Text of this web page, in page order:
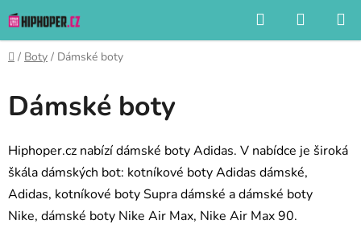
na
obsah
Hledat
KOŠÍK
Domů
/ Boty / Dámské boty
Dámské boty
Hiphoper.cz nabízí dámské boty Adidas. V nabídce je široká
škála dámských bot: kotníkové boty Adidas dámské,
Adidas, kotníkové boty Supra dámské a dámské boty
Nike, dámské boty Nike Air Max, Nike Air Max 90.